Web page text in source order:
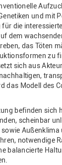
und mit
die
dem
das Töten
zu
sich aus
das Modell des
befinden sich
scheinbar
notwendige
balancierte